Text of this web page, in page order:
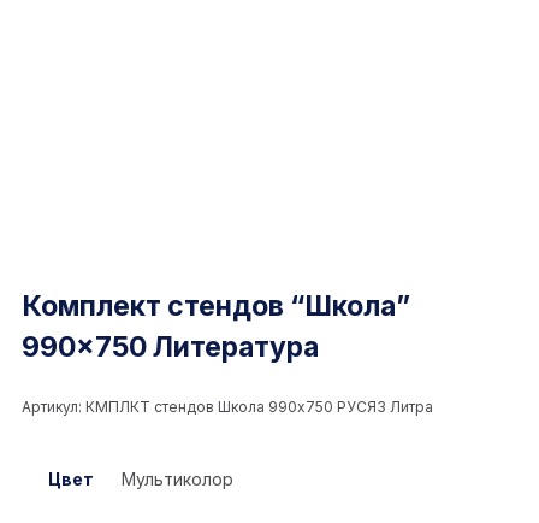
Комплект стендов “Школа”
990×750 Литература
Артикул: КМПЛКТ стендов Школа 990x750 РУСЯЗ Литра
Цвет Мультиколор